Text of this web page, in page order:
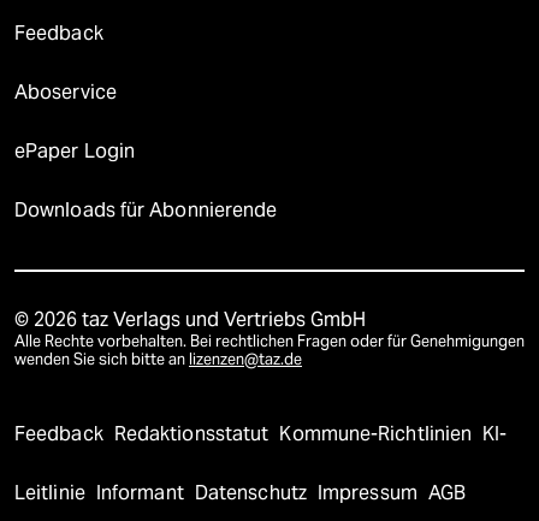
Feedback
Aboservice
ePaper Login
Downloads für Abonnierende
© 2026 taz Verlags und Vertriebs GmbH
Alle Rechte vorbehalten. Bei rechtlichen Fragen oder für Genehmigungen
wenden Sie sich bitte an lizenzen@taz.de
Feedback Redaktionsstatut Kommune-Richtlinien KI-
Leitlinie Informant Datenschutz Impressum AGB